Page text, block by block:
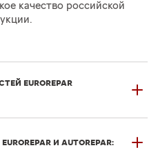
качество российской
EUROREPAR
И AUTOREPAR: